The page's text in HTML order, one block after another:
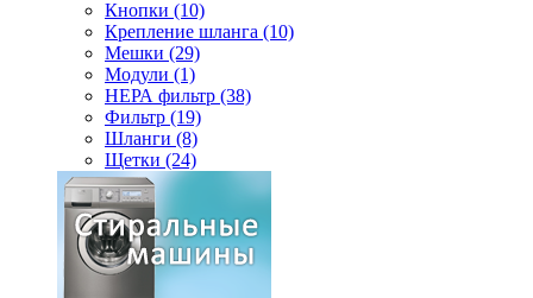
Кнопки (10)
Крепление шланга (10)
Мешки (29)
Модули (1)
НЕРА фильтр (38)
Фильтр (19)
Шланги (8)
Щетки (24)